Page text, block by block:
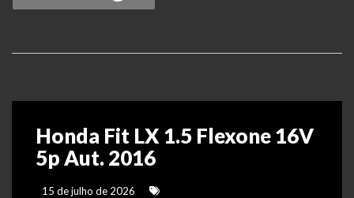
Honda Fit LX 1.5 Flexone 16V
5p Aut. 2016
15 de julho de 2026